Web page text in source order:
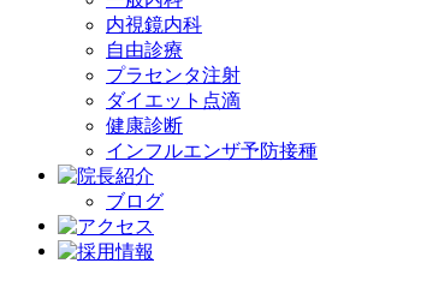
内視鏡内科
自由診療
プラセンタ注射
ダイエット点滴
健康診断
インフルエンザ予防接種
ブログ